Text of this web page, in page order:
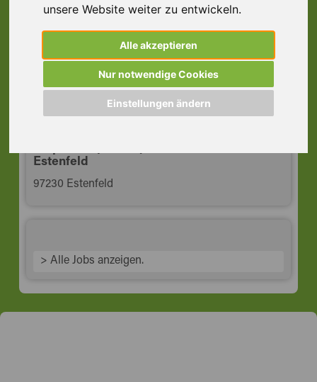
unsere Website weiter zu entwickeln.
Alle akzeptieren
Nur notwendige Cookies
Einstellungen ändern
Disponent (m/w/d) Tourenplanung |
Spedition
74743 Seckach
Estenfeld
97230 Estenfeld
> Alle Jobs anzeigen.